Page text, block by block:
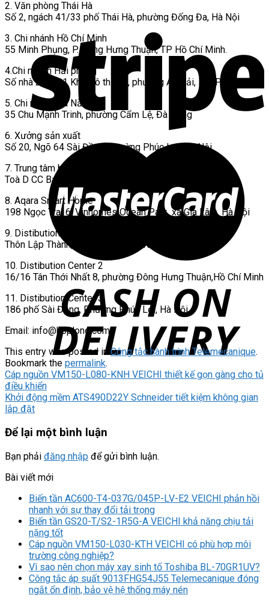
2. Văn phòng Thái Hà
Số 2, ngách 41/33 phố Thái Hà, phường Đống Đa, Hà Nội
3. Chi nhánh Hồ Chí Minh
55 Minh Phụng, P. Đông Hưng Thuận, TP Hồ Chí Minh.
4.Chi nhánh Hải phòng
Số nhà 23, BS1 Khu Đô thị PG, phường An Hải, Hải Phòng
5. Chi nhánh Đà Nẵng
35 Chu Mạnh Trinh, phường Cẩm Lệ, Đà Nẵng
6. Xưởng sản xuất
Số 20, Ngõ 64 Sài Đồng, phường Phúc Lợi, Hà Nội
7. Trung tâm bảo hành Ecovacs
Toà D CC Báo Nhân Dân, phường Xuân Phương, Hà Nội
8. Aqara Smart Home
198 Ngọc Trai 6, Vinhomes Ocean Park, xã Gia Lâm, Hà Nội
9. Distibution Center 1
Thôn Lập Thành, xã Yên Xuân, Hà Nội
10. Distibution Center 2
16/16 Tân Thới Nhất 8, phường Đông Hưng Thuận,Hồ Chí Minh
11. Distibution Center 3
186 phố Sài Đồng, Phường Phúc Lợi, Hà Nội
Email: info@hoplong.com
This entry was posted in Công tắc hành trình Telemecanique.
Bookmark the permalink.
Cáp nguồn VM150-L080-KNH VEICHI thiết kế gọn gàng cho tủ
điều khiển
Khởi động mềm ATS490D22Y Schneider tiết kiệm không gian
lắp đặt
Để lại một bình luận
Bạn phải đăng nhập để gửi bình luận.
Bài viết mới
Biến tần AC600-T4-037G/045P-LV-E2 VEICHI phản hồi
nhanh với sự thay đổi tải trọng
Biến tần GS20-T/S2-1R5G-A VEICHI khả năng chịu tải
nặng tốt
Cáp nguồn VM150-L030-KTH VEICHI có phù hợp môi
trường công nghiệp?
Vì sao nên chọn máy xay sinh tố Toshiba BL-70GR1UV?
Công tắc áp suất 9013FHG54J55 Telemecanique đóng
ngắt ổn định, bảo vệ hệ thống máy nén